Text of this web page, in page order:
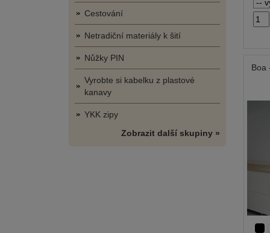
Cestování
Netradiční materiály k šití
Nůžky PIN
Vyrobte si kabelku z plastové
kanavy
YKK zipy
Zobrazit další skupiny »
Boa